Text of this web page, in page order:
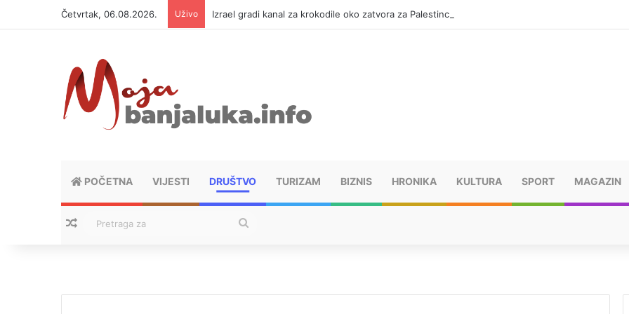
Četvrtak, 06.08.2026. Uživo Izrael gradi kanal za krokodile oko zatvora za Palestince
POČETNA VIJESTI DRUŠTVO TURIZAM BIZNIS HRONIKA KULTURA SPORT MAGAZIN
Nasumični tekstovi